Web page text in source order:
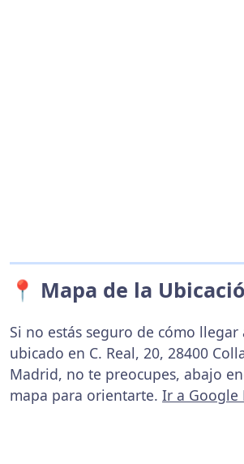
📍 Mapa de la
Si no estás seguro de cómo
ubicado en C. Real, 20, 28400
Madrid, no te preocupes, abajo
mapa para orientarte. Ir a Google